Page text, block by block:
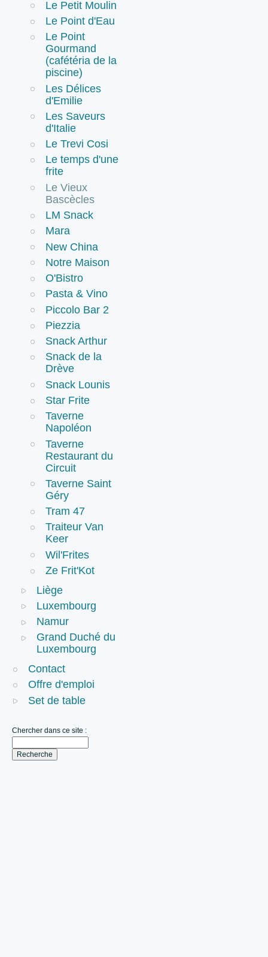
Le Petit Moulin
Le Point d'Eau
Le Point
Gourmand
(cafétéria de la
piscine)
Les Délices
d'Emilie
Les Saveurs
d'Italie
Le Trevi Cosi
Le temps d'une
frite
Le Vieux
Bascècles
LM Snack
Mara
New China
Notre Maison
O'Bistro
Pasta & Vino
Piccolo Bar 2
Piezzia
Snack Arthur
Snack de la
Drève
Snack Lounis
Star Frite
Taverne
Napoléon
Taverne
Restaurant du
Circuit
Taverne Saint
Géry
Tram 47
Traiteur Van
Keer
Wil'Frites
Ze Frit'Kot
Liège
Luxembourg
Namur
Grand Duché du
Luxembourg
Contact
Offre d'emploi
Set de table
Chercher dans ce site :